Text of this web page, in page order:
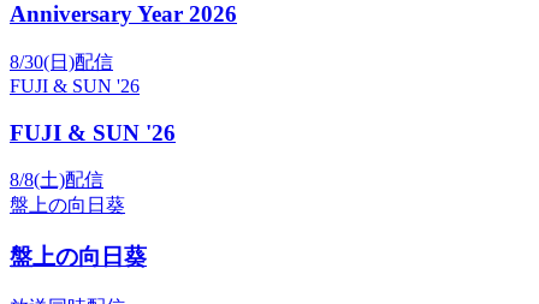
Anniversary Year 2026
8/30(日)配信
FUJI & SUN '26
FUJI & SUN '26
8/8(土)配信
盤上の向日葵
盤上の向日葵